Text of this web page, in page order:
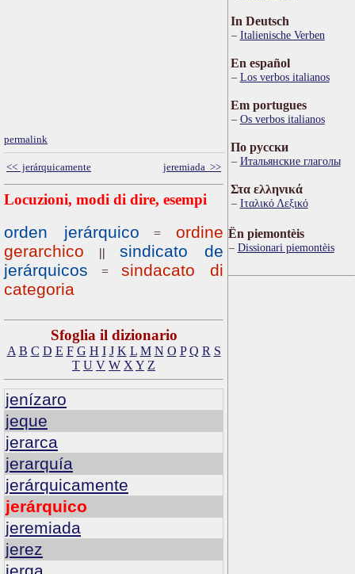
permalink
<< jerárquicamente jeremiada >>
Locuzioni, modi di dire, esempi
orden jerárquico =ordine
gerarchico
||
sindicato de
jerárquicos =sindacato di
categoria
Sfoglia il dizionario
A B C D E F G H I J K L M N O P Q R S
T U V W X Y Z
jenízaro
jeque
jerarca
jerarquía
jerárquicamente
jerárquico
jeremiada
jerez
jerga
In Deutsch
Italienische Verben
En español
Los verbos italianos
Em portugues
Os verbos italianos
По русски
Итальянские глаголы
Στα ελληνικά
Ιταλικό Λεξικό
Ën piemontèis
Dissionari piemontèis